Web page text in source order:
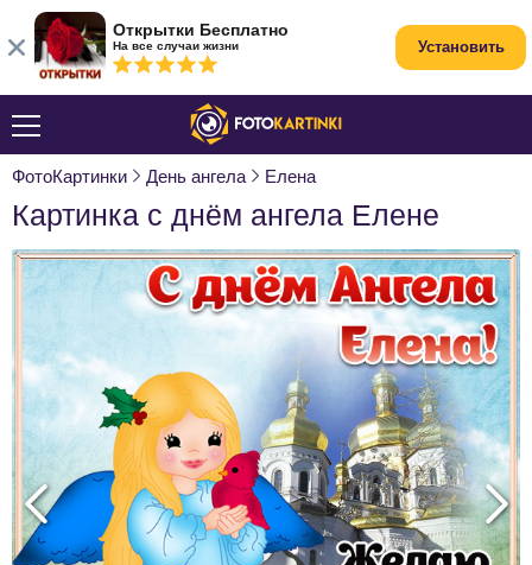
ФотоКартинки День ангела Елена
Картинка с днём ангела Елене
Открытки Бесплатно
На все случаи жизни Установить